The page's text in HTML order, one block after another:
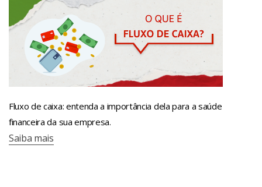
Fluxo de caixa: entenda a importância dela para a saúde
financeira da sua empresa.
Saiba mais